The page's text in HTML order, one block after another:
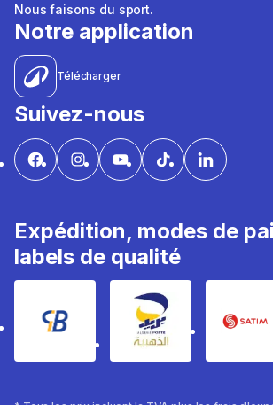
Nous faisons du sport.
Notre application
Télécharger
Suivez-nous
Expédition, modes de
labels de qualité